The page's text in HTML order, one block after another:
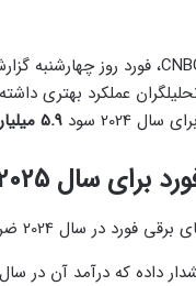
عملکرد بهتری
2024 سود
5.9 میلیارد دلاری
برای سال 2025